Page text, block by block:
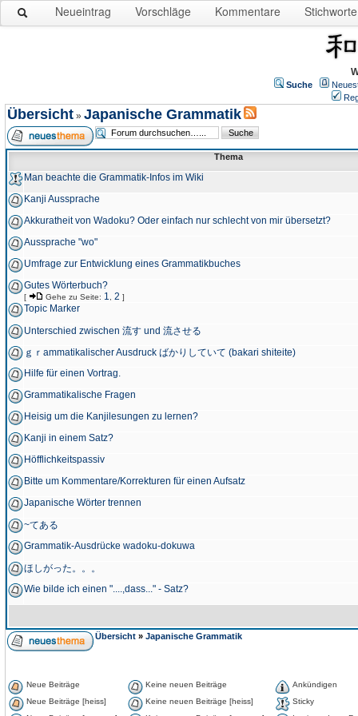
Neueintrag Vorschläge Kommentare Stichworte
Suche
Übersicht » Japanische Grammatik
Thema
Man beachte die Grammatik-Infos im Wiki
Kanji Aussprache
Akkuratheit von Wadoku? Oder einfach nur schlecht von mir übersetzt?
Aussprache "wo"
Umfrage zur Entwicklung eines Grammatikbuches
Gutes Wörterbuch?
[ Gehe zu Seite: 1 2 ]
Topic Marker
Unterschied zwischen 流す und 流させる
ｇｒammatikalischer Ausdruck ばかりしていて (bakari shiteite)
Hilfe für einen Vortrag.
Grammatikalische Fragen
Heisig um die Kanjilesungen zu lernen?
Kanji in einem Satz?
Höfflichkeitspassiv
Bitte um Kommentare/Korrekturen für einen Aufsatz
Japanische Wörter trennen
~てある
Grammatik-Ausdrücke wadoku-dokuwa
ほしがった。。。
Wie bilde ich einen "....,dass..." - Satz?
Übersicht » Japanische Grammatik
Neue Beiträge Keine neuen Beiträge
Ankündigen
Neue Beiträge [heiss]
Keine neuen Beiträge [heiss]
Sticky